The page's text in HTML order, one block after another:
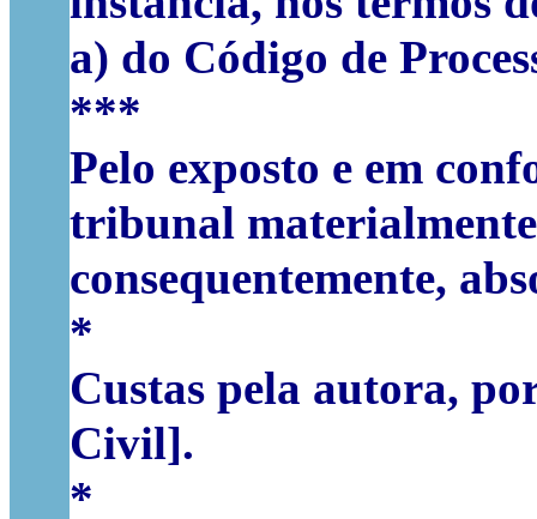
a) do Código de
***
Pelo exposto e em
tribunal materialmente
consequentemente,
*
Custas pela autora,
Civil].
*